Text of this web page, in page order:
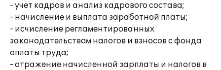
- учет кадров и анализ кадрового состава;
- начисление и выплата заработной платы;
- исчисление регламентированных
законодательством налогов и взносов с фонда
оплаты труда;
- отражение начисленной зарплаты и налогов в